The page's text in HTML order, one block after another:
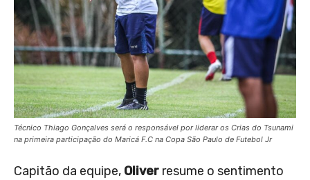
Técnico Thiago Gonçalves será o responsável por liderar os Crias do Tsunami
na primeira participação do Maricá F.C na Copa São Paulo de Futebol Jr
Capitão da equipe, Oliver resume o sentimento